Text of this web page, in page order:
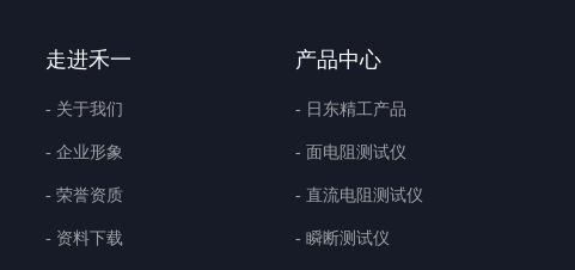
走进禾一
- 关于我们
- 企业形象
- 荣誉资质
- 资料下载
产品中心
- 日东精工产品
- 面电阻测试仪
- 直流电阻测试仪
- 瞬断测试仪